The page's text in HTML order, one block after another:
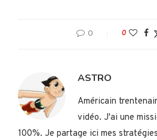
0 0
ASTRO
Américain
vidéo. J'ai une
100%. Je partage ici mes